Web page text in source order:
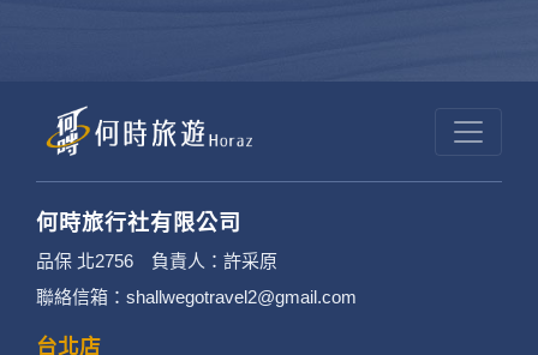
何時旅行社有限公司
品保 北2756 負責人：許采原
聯絡信箱：shallwegotravel2@gmail.com
台北店